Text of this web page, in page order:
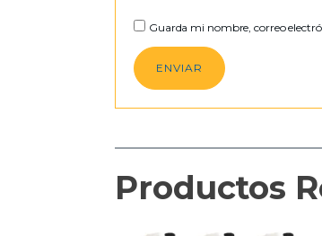
Guarda mi nombre, correo
Productos